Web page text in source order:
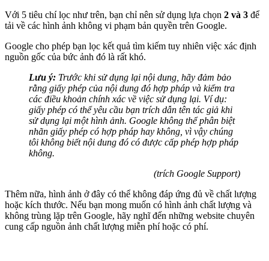
Với 5 tiêu chí lọc như trên, bạn chỉ nên sử dụng lựa chọn 2 và 3 để
tải về các hình ảnh không vi phạm bản quyền trên Google.
Google cho phép bạn lọc kết quả tìm kiếm tuy nhiên việc xác định
nguồn gốc của bức ảnh đó là rất khó.
Lưu ý: Trước khi sử dụng lại nội dung, hãy đảm bảo
rằng giấy phép của nội dung đó hợp pháp và kiểm tra
các điều khoản chính xác về việc sử dụng lại. Ví dụ:
giấy phép có thể yêu cầu bạn trích dẫn tên tác giả khi
sử dụng lại một hình ảnh. Google không thể phân biệt
nhãn giấy phép có hợp pháp hay không, vì vậy chúng
tôi không biết nội dung đó có được cấp phép hợp pháp
không.
(trích Google Support)
Thêm nữa, hình ảnh ở đây có thể không đáp ứng đủ về chất lượng
hoặc kích thước. Nếu bạn mong muốn có hình ảnh chất lượng và
không trùng lặp trên Google, hãy nghĩ đến những website chuyên
cung cấp nguồn ảnh chất lượng miễn phí hoặc có phí.